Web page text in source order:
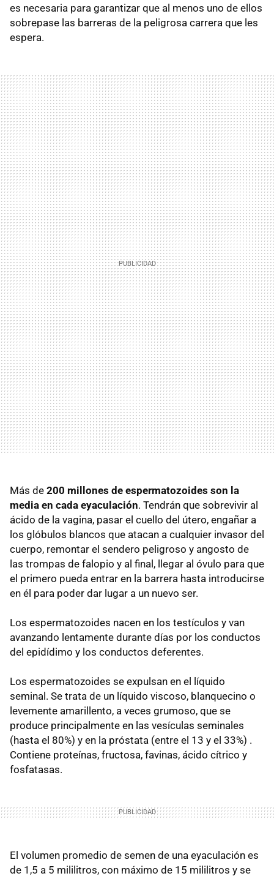
es necesaria para garantizar que al menos uno de ellos
sobrepase las barreras de la peligrosa carrera que les
espera.
Más de 200 millones de espermatozoides son la
media en cada eyaculación. Tendrán que sobrevivir al
ácido de la vagina, pasar el cuello del útero, engañar a
los glóbulos blancos que atacan a cualquier invasor del
cuerpo, remontar el sendero peligroso y angosto de
las trompas de falopio y al final, llegar al óvulo para que
el primero pueda entrar en la barrera hasta introducirse
en él para poder dar lugar a un nuevo ser.
Los espermatozoides nacen en los testículos y van
avanzando lentamente durante días por los conductos
del epidídimo y los conductos deferentes.
Los espermatozoides se expulsan en el líquido
seminal. Se trata de un líquido viscoso, blanquecino o
levemente amarillento, a veces grumoso, que se
produce principalmente en las vesículas seminales
(hasta el 80%) y en la próstata (entre el 13 y el 33%) .
Contiene proteínas, fructosa, favinas, ácido cítrico y
fosfatasas.
El volumen promedio de semen de una eyaculación es
de 1,5 a 5 mililitros, con máximo de 15 mililitros y se